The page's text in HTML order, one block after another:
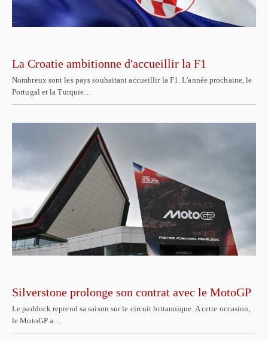
La Croatie ambitionne d'accueillir la F1
Nombreux sont les pays souhaitant accueillir la F1. L'année prochaine, le
Portugal et la Turquie…
Silverstone prolonge son contrat avec le MotoGP
Le paddock reprend sa saison sur le circuit britannique. A cette occasion,
le MotoGP a…